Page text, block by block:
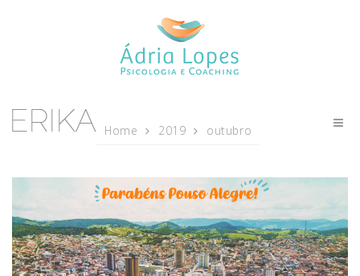
Home 2019 outubro